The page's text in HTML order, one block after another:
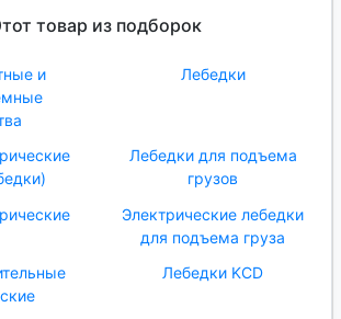
товар из подборок
и
Лебедки
Лебедки для подъема
грузов
Электрические лебедки
для подъема груза
Лебедки KCD